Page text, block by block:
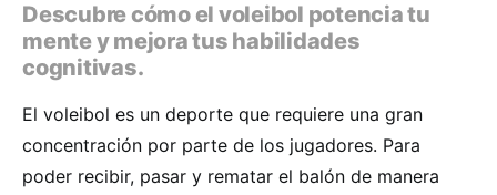
Descubre cómo el voleibol potencia tu
mente y mejora tus habilidades
cognitivas.
El voleibol es un deporte que requiere una gran
concentración por parte de los jugadores. Para
poder recibir, pasar y rematar el balón de manera